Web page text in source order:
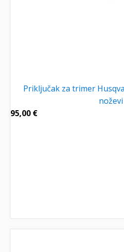
Priključak za trimer
noževi
95,00 €